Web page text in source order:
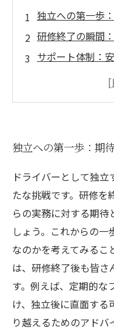
独立への第一歩
研修終了の瞬間
サポート体制：
自信を持って独
独立への第一歩：期
ドライバーとして独
たな挑戦です。研修
らの実務に対する期
しょう。これからの
なのかを考えてみるこ
は、研修終了後も皆さ
す。例えば、定期的な
け、独立後に直面す
り越えるためのアド